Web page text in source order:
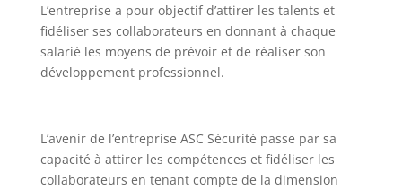
L’entreprise a pour objectif d’attirer les talents et
fidéliser ses collaborateurs en donnant à chaque
salarié les moyens de prévoir et de réaliser son
développement professionnel.
L’avenir de l’entreprise ASC Sécurité passe par sa
capacité à attirer les compétences et fidéliser les
collaborateurs en tenant compte de la dimension